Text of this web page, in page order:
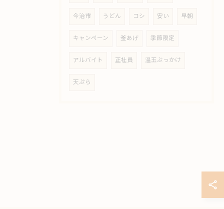
今治市 うどん コシ 安い 早朝
キャンペーン 釜あげ 季節限定
アルバイト 正社員 温玉ぶっかけ
天ぷら